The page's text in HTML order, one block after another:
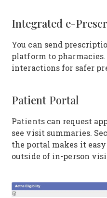
Integrated e-
You can send
platform to
interactions for safer
Patient Portal
Patients can request
see visit summaries.
the portal makes it
outside of in-person